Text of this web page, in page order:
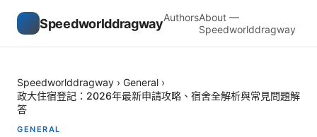
SpeedworlddragwayAuthorsAbout —
Speedworlddragway
Speedworlddragway › General ›
政大住宿登記：2026年最新申請攻略、宿舍全解析與常見問題解
答
GENERAL